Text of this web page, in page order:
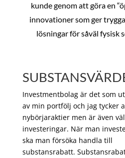
kunde genom att göra en
innovationer som ger
lösningar för såväl fysisk
Investmentbolag är det som
av min portfölj och jag tycker
nybörjaraktier men är även
investeringar. När man
ska man försöka handla till
substansrabatt.